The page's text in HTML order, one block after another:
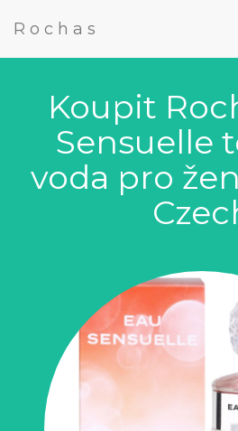
Rochas
Koupit
Sensuelle
voda pro